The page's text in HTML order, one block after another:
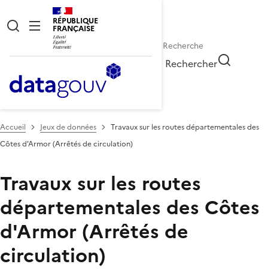
RÉPUBLIQUE
FRANÇAISE
Rechercher
Accueil Jeux de données
Travaux sur les routes départementales des
Côtes d'Armor (Arrêtés de circulation)
Travaux sur les routes
départementales des Côtes
d'Armor (Arrêtés de
circulation)